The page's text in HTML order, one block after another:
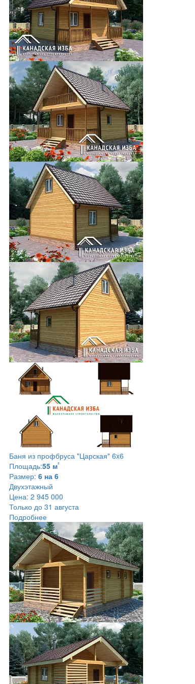
Баня из профбруса"Царская" 6x6
Площадь:55 м²
Размер: 6 на 6
Двухэтажный
Цена:2 945 000
Только до 31 августа
Подробнее